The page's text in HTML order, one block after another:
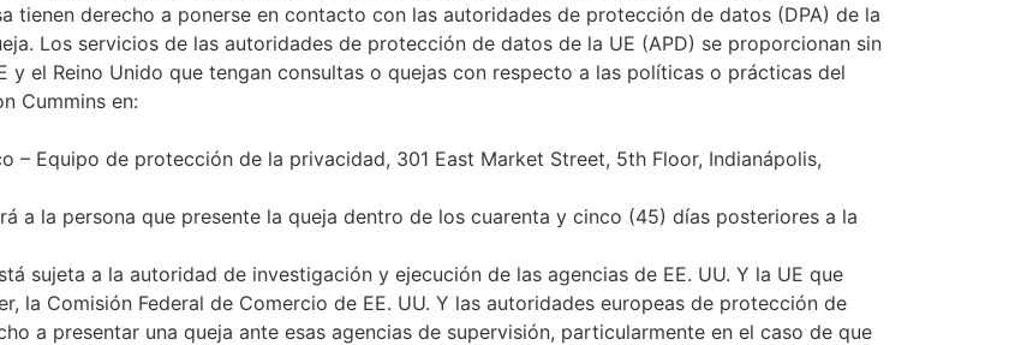
tienen derecho a ponerse en contacto con las autoridades de protección de datos (DPA) de la
Los servicios de las autoridades de protección de datos de la UE (APD) se proporcionan sin
y el Reino Unido que tengan consultas o quejas con respecto a las políticas o prácticas del
Cummins en:
– Equipo de protección de la privacidad, 301 East Market Street, 5th Floor, Indianápolis,
a la persona que presente la queja dentro de los cuarenta y cinco (45) días posteriores a la
sujeta a la autoridad de investigación y ejecución de las agencias de EE. UU. Y la UE que
la Comisión Federal de Comercio de EE. UU. Y las autoridades europeas de protección de
a presentar una queja ante esas agencias de supervisión, particularmente en el caso de que